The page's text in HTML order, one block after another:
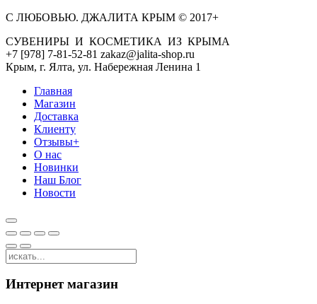
С ЛЮБОВЬЮ. ДЖАЛИТА КРЫМ © 2017+
СУВЕНИРЫ И КОСМЕТИКА ИЗ КРЫМА
+7 [978] 7-81-52-81 zakaz@jalita-shop.ru
Крым, г. Ялта, ул. Набережная Ленина 1
Главная
Магазин
Доставка
Клиенту
Отзывы+
О нас
Новинки
Наш Блог
Новости
Интернет магазин